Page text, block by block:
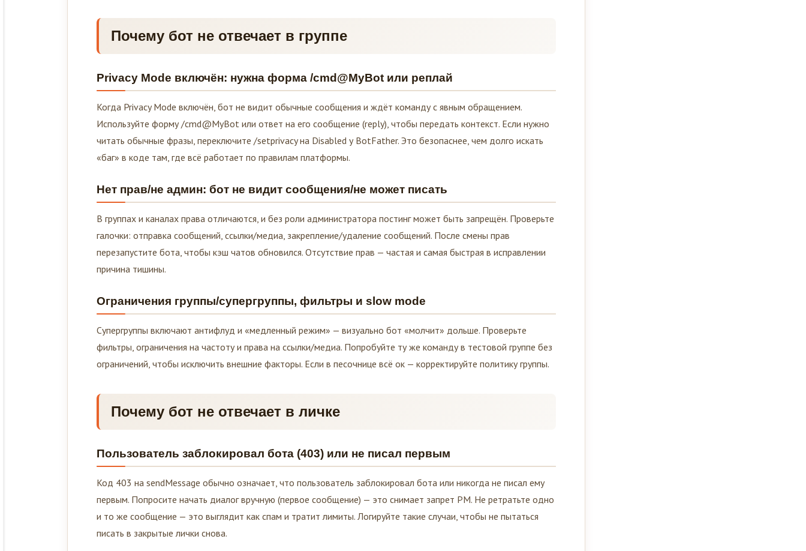
Почему бот не отвечает в группе
Privacy Mode включён: нужна форма /cmd@MyBot или реплай
Когда Privacy Mode включён, бот не видит обычные сообщения и ждёт команду с явным обращением.
Используйте форму /cmd@MyBot или ответ на его сообщение (reply), чтобы передать контекст. Если нужно
читать обычные фразы, переключите /setprivacy на Disabled у BotFather. Это безопаснее, чем долго искать
«баг» в коде там, где всё работает по правилам платформы.
Нет прав/не админ: бот не видит сообщения/не может писать
В группах и каналах права отличаются, и без роли администратора постинг может быть запрещён. Проверьте
галочки: отправка сообщений, ссылки/медиа, закрепление/удаление сообщений. После смены прав
перезапустите бота, чтобы кэш чатов обновился. Отсутствие прав — частая и самая быстрая в исправлении
Ограничения группы/супергруппы, фильтры и slow mode
Супергруппы включают антифлуд и «медленный режим» — визуально бот «молчит» дольше. Проверьте
фильтры, ограничения на частоту и права на ссылки/медиа. Попробуйте ту же команду в тестовой группе без
ограничений, чтобы исключить внешние факторы. Если в песочнице всё ок — корректируйте политику группы.
Почему бот не отвечает в личке
Пользователь заблокировал бота (403) или не писал первым
Код 403 на sendMessage обычно означает, что пользователь заблокировал бота или никогда не писал ему
первым. Попросите начать диалог вручную (первое сообщение) — это снимает запрет PM. Не ретратьте одно
и то же сообщение — это выглядит как спам и тратит лимиты. Логируйте такие случаи, чтобы не пытаться